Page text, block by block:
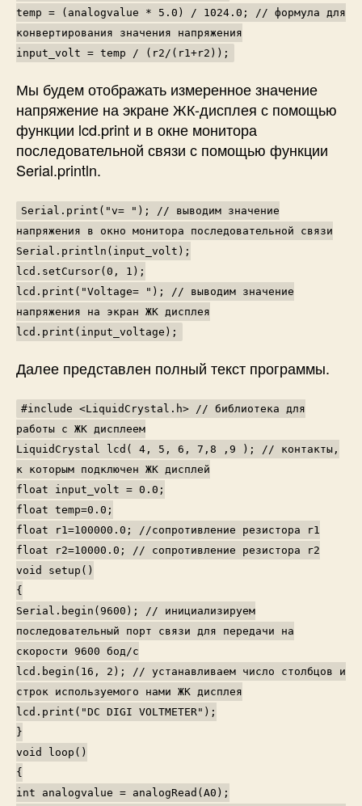
temp = (analogvalue * 5.0) / 1024.0; // формула для
конвертирования значения напряжения
input_volt = temp / (r2/(r1+r2));
Мы будем отображать измеренное значение
напряжение на экране ЖК-дисплея с помощью
функции lcd.print и в окне монитора
последовательной связи с помощью функции
Serial.println.
Serial.print("v= "); // выводим значение
напряжения в окно монитора последовательной связи
Serial.println(input_volt);
lcd.setCursor(0, 1);
lcd.print("Voltage= "); // выводим значение
напряжения на экран ЖК дисплея
lcd.print(input_voltage);
Далее представлен полный текст программы.
#include <LiquidCrystal.h> // библиотека для
работы с ЖК дисплеем
LiquidCrystal lcd( 4, 5, 6, 7,8 ,9 ); // контакты,
к которым подключен ЖК дисплей
float input_volt = 0.0;
float temp=0.0;
float r1=100000.0; //сопротивление резистора r1
float r2=10000.0; // сопротивление резистора r2
void setup()
{
Serial.begin(9600); // инициализируем
последовательный порт связи для передачи на
скорости 9600 бод/с
lcd.begin(16, 2); // устанавливаем число столбцов и
строк используемого нами ЖК дисплея
lcd.print("DC DIGI VOLTMETER");
}
void loop()
{
int analogvalue = analogRead(A0);